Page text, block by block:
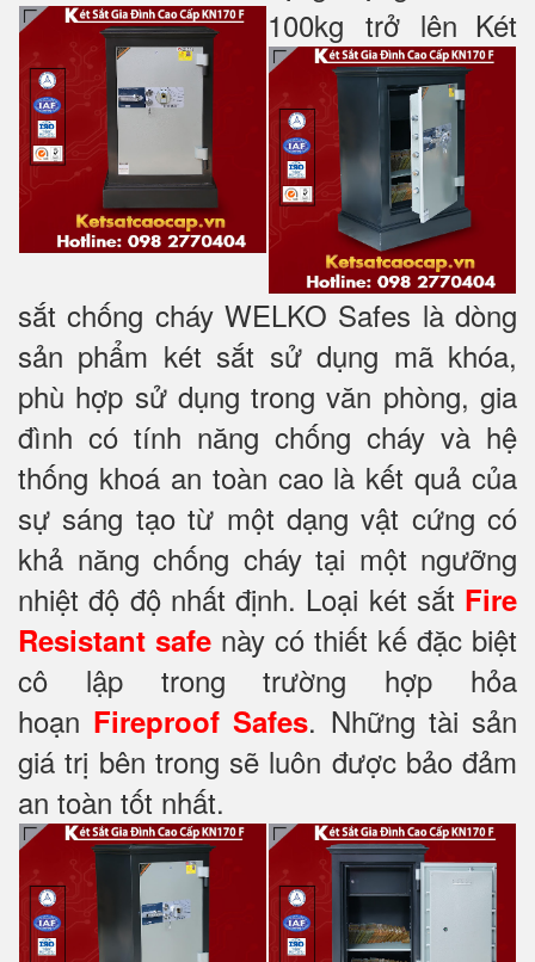
100kg trở lên Két
sắt chống cháy WELKO Safes là dòng
sản phẩm két sắt sử dụng mã khóa,
phù hợp sử dụng trong văn phòng, gia
đình có tính năng chống cháy và hệ
thống khoá an toàn cao là kết quả của
sự sáng tạo từ một dạng vật cứng có
khả năng chống cháy tại một ngưỡng
nhiệt độ độ nhất định. Loại két sắt Fire
Resistant safe này có thiết kế đặc biệt
cô lập trong trường hợp hỏa
hoạn Fireproof Safes. Những tài sản
giá trị bên trong sẽ luôn được bảo đảm
an toàn tốt nhất.